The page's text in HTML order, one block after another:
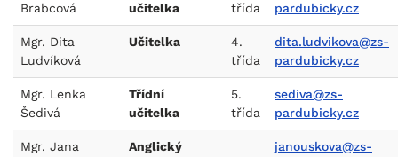
Brabcová
učitelka
třída
pardubicky.cz
Mgr. Dita
Ludvíková
Učitelka
4.
třída
dita.ludvikova@zs-
pardubicky.cz
Mgr. Lenka
Šedivá
Třídní
učitelka
5.
třída
sediva@zs-
pardubicky.cz
Mgr. Jana
Anglický
janouskova@zs-